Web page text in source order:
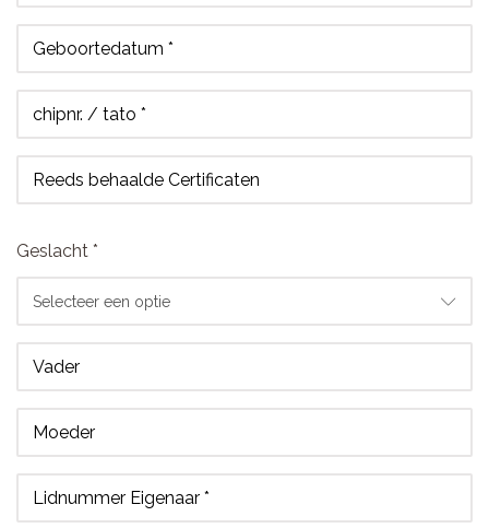
Geboortedatum *
chipnr. / tato *
Reeds behaalde Certificaten
Geslacht *
Selecteer een optie
Vader
Moeder
Lidnummer Eigenaar *